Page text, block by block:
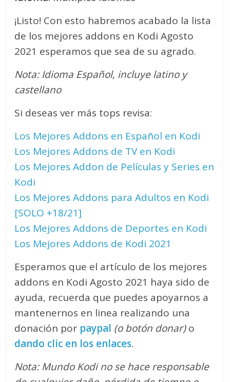
¡Listo! Con esto habremos acabado la lista
de los mejores addons en Kodi Agosto
2021 esperamos que sea de su agrado.
Nota: Idioma Español, incluye latino y
castellano
Si deseas ver más tops revisa:
Los Mejores Addons en Español en Kodi
Los Mejores Addons de TV en Kodi
Los Mejores Addon de Películas y Series en
Kodi
Los Mejores Addons para Adultos en Kodi
[SOLO +18/21]
Los Mejores Addons de Deportes en Kodi
Los Mejores Addons de Kodi 2021
Esperamos que el artículo de los mejores
addons en Kodi Agosto 2021 haya sido de
ayuda, recuerda que puedes apoyarnos a
mantenernos en linea realizando una
donación por paypal (o botón donar)o
dando clic en los enlaces.
Nota: Mundo Kodi no se hace responsable